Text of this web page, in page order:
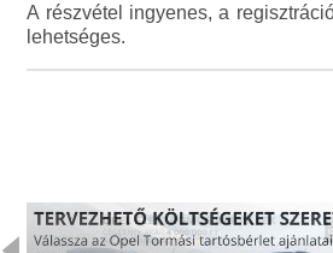
A részvétel ingyenes, a
lehetséges.